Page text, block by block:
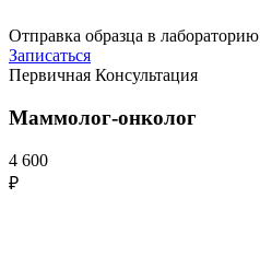
Отправка образца в лабораторию
Записаться
Первичная Консультация
Маммолог-онколог
4 600
₽